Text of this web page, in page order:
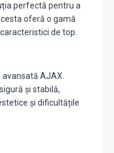
perfectă pentru a
oferă o gamă
de top.
AJAX.
și stabilă,
și dificultățile